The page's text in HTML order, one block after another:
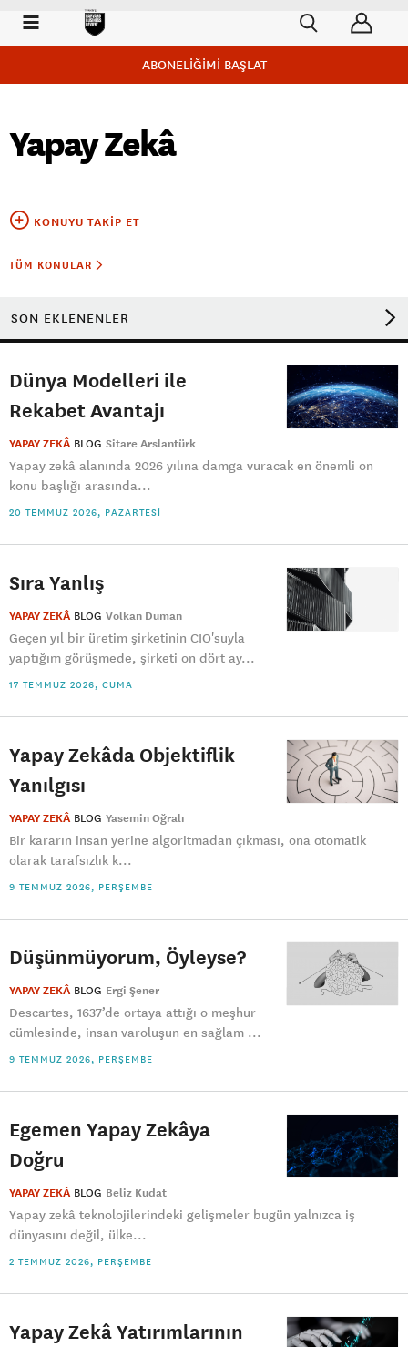
ABONELİĞİMİ BAŞLAT
Yapay Zekâ
KONUYU TAKIP ET
TÜM KONULAR
SON EKLENENLER
Dünya Modelleri ile
Rekabet Avantajı
YAPAY ZEKÂ BLOG Sitare Arslantürk
Yapay zekâ alanında 2026 yılına damga vuracak en önemli on
konu başlığı arasında...
20 TEMMUZ 2026, PAZARTESI
Sıra Yanlış
YAPAY ZEKÂ BLOG Volkan Duman
Geçen yıl bir üretim şirketinin CIO'suyla
yaptığım görüşmede, şirketi on dört ay...
17 TEMMUZ 2026, CUMA
Yapay Zekâda Objektiflik
Yanılgısı
YAPAY ZEKÂ BLOG Yasemin Oğralı
Bir kararın insan yerine algoritmadan çıkması, ona otomatik
olarak tarafsızlık k...
9 TEMMUZ 2026, PERŞEMBE
Düşünmüyorum, Öyleyse?
YAPAY ZEKÂ BLOG Ergi Şener
Descartes, 1637’de ortaya attığı o meşhur
cümlesinde, insan varoluşun en sağlam ...
9 TEMMUZ 2026, PERŞEMBE
Egemen Yapay Zekâya
Doğru
YAPAY ZEKÂ BLOG Beliz Kudat
Yapay zekâ teknolojilerindeki gelişmeler bugün yalnızca iş
dünyasını değil, ülke...
2 TEMMUZ 2026, PERŞEMBE
Yapay Zekâ Yatırımlarının